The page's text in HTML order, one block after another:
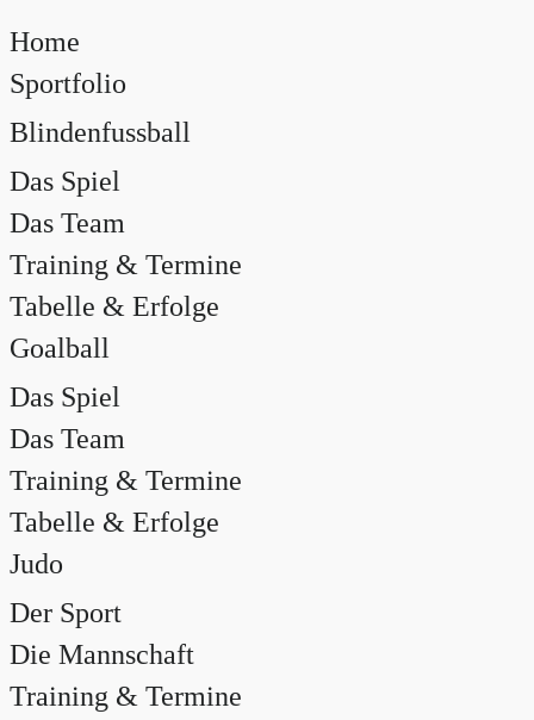
Home
Sportfolio
Blindenfussball
Das Spiel
Das Team
Training & Termine
Tabelle & Erfolge
Goalball
Das Spiel
Das Team
Training & Termine
Tabelle & Erfolge
Judo
Der Sport
Die Mannschaft
Training & Termine